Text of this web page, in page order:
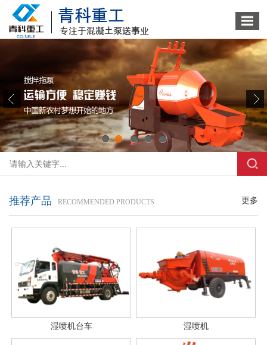
1 2 3
更多
推荐产品 RECOMMENDED PRODUCTS
湿喷机台车 湿喷机